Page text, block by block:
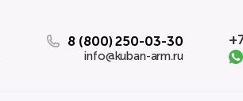
8 (800) 250-03-30
info@kuban-arm.ru